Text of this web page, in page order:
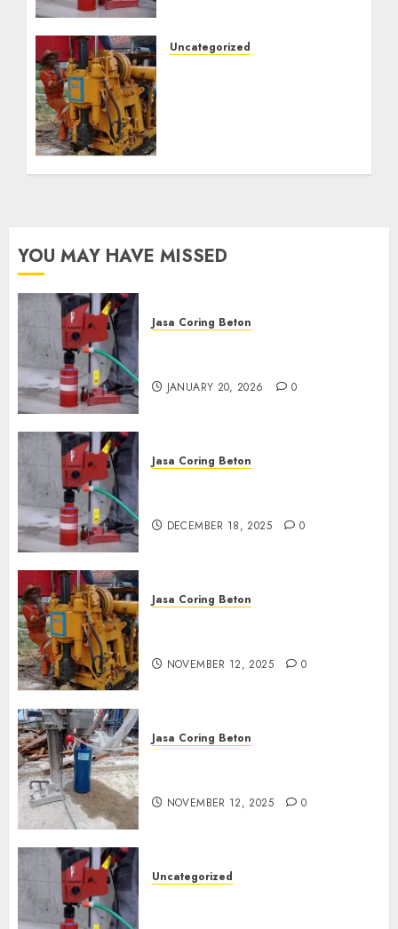
Uncategorized
YOU MAY HAVE MISSED
Jasa Coring Beton
JANUARY 20, 2026 0
Jasa Coring Beton
DECEMBER 18, 2025 0
Jasa Coring Beton
NOVEMBER 12, 2025 0
Jasa Coring Beton
NOVEMBER 12, 2025 0
Uncategorized